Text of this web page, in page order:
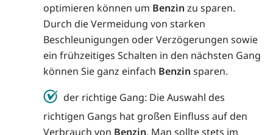
optimieren können um Benzin zu sparen.
Durch die Vermeidung von starken
Beschleunigungen oder Verzögerungen sowie
ein frühzeitiges Schalten in den nächsten Gang
können Sie ganz einfach Benzin sparen.
der richtige Gang: Die Auswahl des
richtigen Gangs hat großen Einfluss auf den
Verbrauch von Benzin. Man sollte stets im